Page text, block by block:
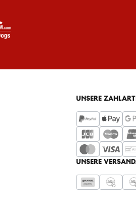
UNSERE
UNSERE